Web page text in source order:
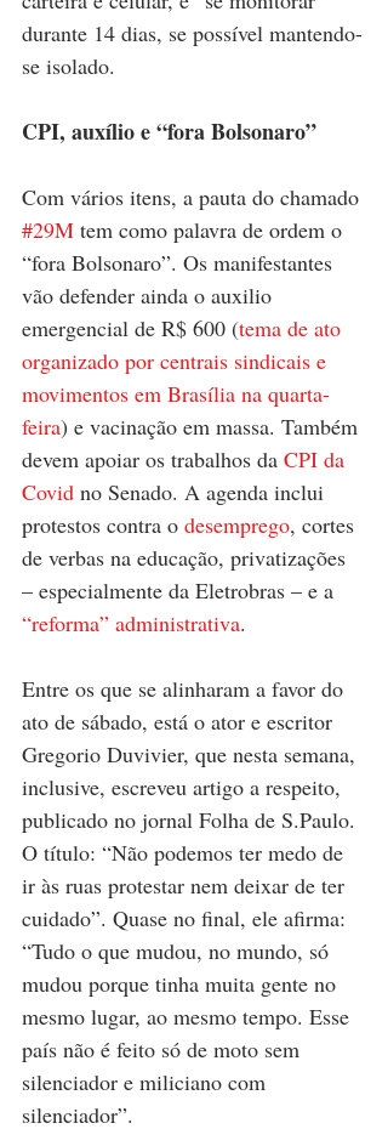
durante 14 dias, se possível mantendo-
se isolado.
CPI, auxílio e “fora Bolsonaro”
Com vários itens, a pauta do chamado
#29M tem como palavra de ordem o
“fora Bolsonaro”. Os manifestantes
vão defender ainda o auxilio
emergencial de R$ 600 (tema de ato
organizado por centrais sindicais e
movimentos em Brasília na quarta-
feira) e vacinação em massa. Também
devem apoiar os trabalhos da CPI da
Covid no Senado. A agenda inclui
protestos contra o desemprego, cortes
de verbas na educação, privatizações
– especialmente da Eletrobras – e a
“reforma” administrativa.
Entre os que se alinharam a favor do
ato de sábado, está o ator e escritor
Gregorio Duvivier, que nesta semana,
inclusive, escreveu artigo a respeito,
publicado no jornal Folha de S.Paulo.
O título: “Não podemos ter medo de
ir às ruas protestar nem deixar de ter
cuidado”. Quase no final, ele afirma:
“Tudo o que mudou, no mundo, só
mudou porque tinha muita gente no
mesmo lugar, ao mesmo tempo. Esse
país não é feito só de moto sem
silenciador e miliciano com
silenciador”.